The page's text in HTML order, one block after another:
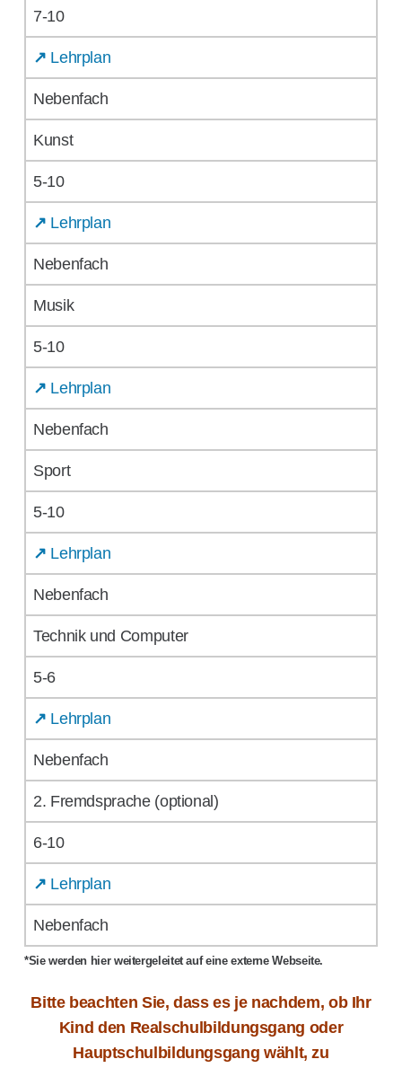
7-10
↗ Lehrplan
Nebenfach
Kunst
5-10
↗ Lehrplan
Nebenfach
Musik
5-10
↗ Lehrplan
Nebenfach
Sport
5-10
↗ Lehrplan
Nebenfach
Technik und Computer
5-6
↗ Lehrplan
Nebenfach
2. Fremdsprache (optional)
6-10
↗ Lehrplan
Nebenfach
*Sie werden hier weitergeleitet auf eine externe Webseite.
Bitte beachten Sie, dass es je nachdem, ob Ihr
Kind den Realschulbildungsgang oder
Hauptschulbildungsgang wählt, zu